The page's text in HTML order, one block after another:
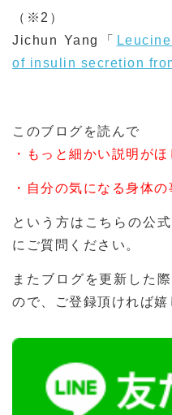
（※2）
Jichun Yang「
of insulin secretion
このブログを読んで
・もっと細かい説明がほ
・自分の気になる身体
という方はこちらの公
にご質問ください。
またブログを更新した
ので、ご登録頂ければ嬉